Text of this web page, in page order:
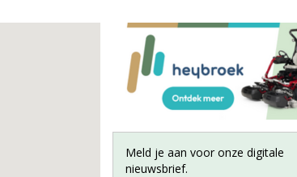
Meld je aan voor onze digitale
nieuwsbrief.